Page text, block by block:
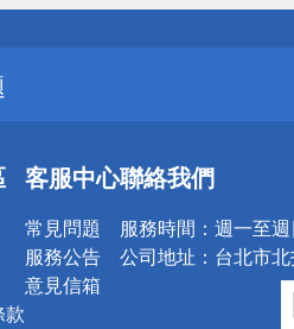
請小心！
請小心！
款
客服中心
常見問題
服務公告
意見信箱
聯絡我們
服務時間： 週一至
公司地址： 台北市